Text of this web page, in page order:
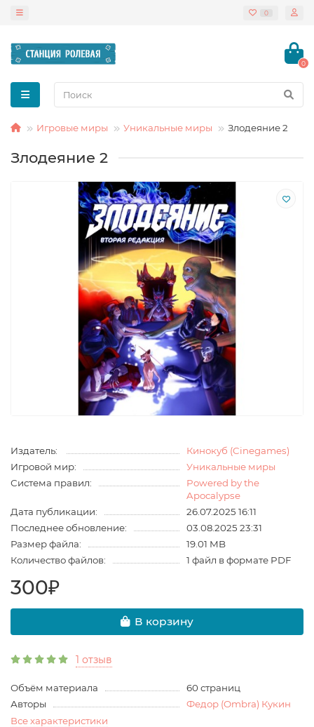
0
0
Игровые миры Уникальные миры Злодеяние 2
Злодеяние 2
Издатель:
Кинокуб (Cinegames)
Игровой мир:
Уникальные миры
Система правил:
Powered by the
Apocalypse
Дата публикации:
26.07.2025 16:11
Последнее обновление:
03.08.2025 23:31
Размер файла:
19.01 MB
Количество файлов:
1 файл в формате PDF
300₽
В корзину
1 отзыв
Объём материала
60 страниц
Авторы
Федор (Ombra) Кукин
Все характеристики